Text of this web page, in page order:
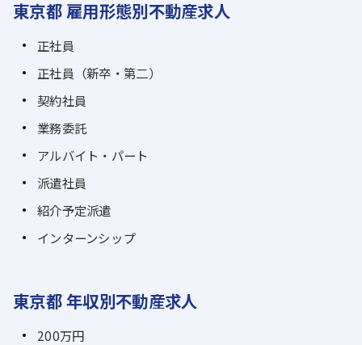
東京都 雇用形態別不動産求人
正社員
正社員（新卒・第二）
契約社員
業務委託
アルバイト・パート
派遣社員
紹介予定派遣
インターンシップ
東京都 年収別不動産求人
200万円